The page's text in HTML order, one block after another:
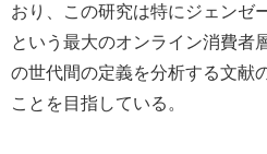
おり、この研究は特にジェンゼ
という最大のオンライン消費者
の世代間の定義を分析する文献
ことを目指している。